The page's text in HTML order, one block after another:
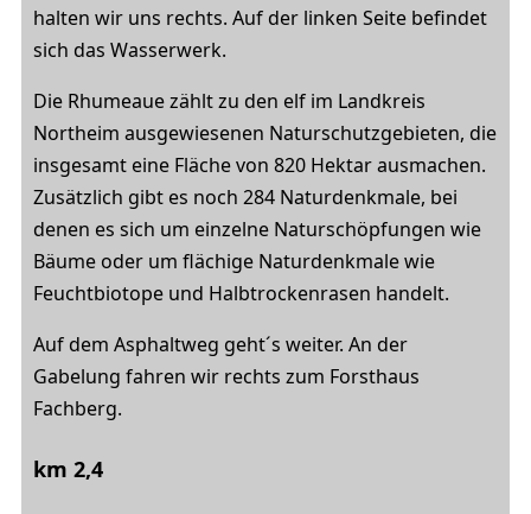
halten wir uns rechts. Auf der linken Seite befindet
sich das Wasserwerk.
Die Rhumeaue zählt zu den elf im Landkreis
Northeim ausgewiesenen Naturschutzgebieten, die
insgesamt eine Fläche von 820 Hektar ausmachen.
Zusätzlich gibt es noch 284 Naturdenkmale, bei
denen es sich um einzelne Naturschöpfungen wie
Bäume oder um flächige Naturdenkmale wie
Feuchtbiotope und Halbtrockenrasen handelt.
Auf dem Asphaltweg geht´s weiter. An der
Gabelung fahren wir rechts zum Forsthaus
Fachberg.
km 2,4